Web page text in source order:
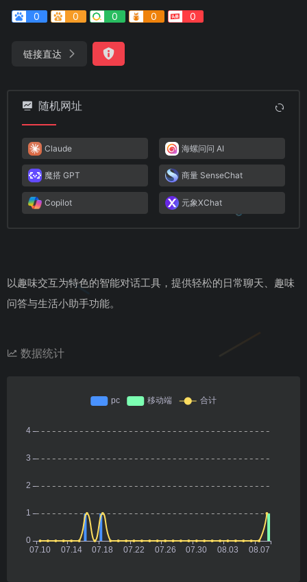
0
0 0 0 0
链接直达
随机网址
Claude 海螺问问 AI
魔搭 GPT 商量 SenseChat
Copilot 元象XChat
以趣味交互为特色的智能对话工具，提供轻松的日常聊天、趣味
问答与生活小助手功能。
数据统计